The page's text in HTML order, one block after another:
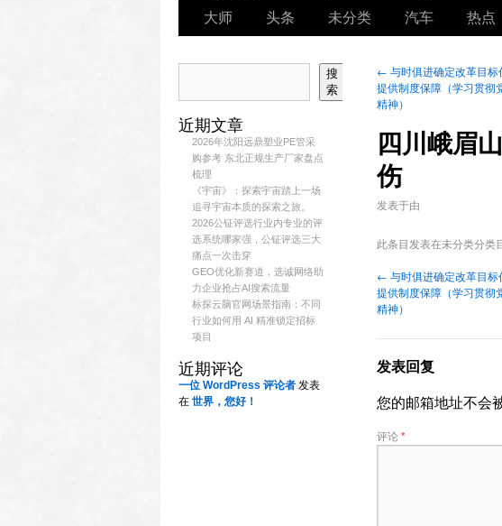
大师 头条 未分类 汽车 热点
搜
索
近期文章
2026年沈阳远鼎塑业PE管采
购参考 东北正规生产厂家盘点
梳理
《宇宙》：探索宇宙踏上一场
追寻宇宙本质的探索之旅。
2026公钲评选行业内专业的评
选系统哪家强，公钲评选三大
痛点一次击穿
GEO优化新赛道，选诚网络助
力企业抢占AI搜索流量
标探云脑官网场景指南：不同
行业如何用 AI 精准锁定招标
项目
近期评论
一位 WordPress 评论者 发表
在 世界，您好！
← 与时俱进确定改革目
提供制度保障（学习贯彻
精神）
四川峨眉
伤
发表于由
此条目发表在未分类分类
← 与时俱进确定改革目
提供制度保障（学习贯彻
精神）
发表回复
您的邮箱地址不会
评论*